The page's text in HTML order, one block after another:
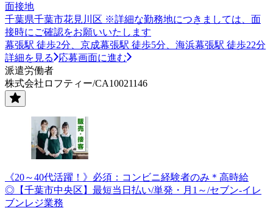
面接地
千葉県千葉市花見川区 ※詳細な勤務地につきましては、面
接時にご確認をお願いいたします
幕張駅 徒歩2分、京成幕張駅 徒歩5分、海浜幕張駅 徒歩22分
詳細を見る
応募画面に進む
派遣労働者
株式会社ロフティー/CA10021146
《20～40代活躍！》必須：コンビニ経験者のみ＊高時給
◎【千葉市中央区】最短当日払い/単発・月1～/セブン-イレ
ブンレジ業務